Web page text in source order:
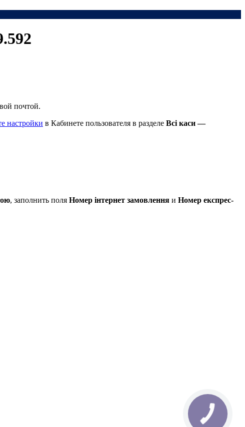
почтой.
настройки в Кабинете пользователя в разделе Всі каси —
, заполнить поля Номер інтернет замовлення и Номер експрес-